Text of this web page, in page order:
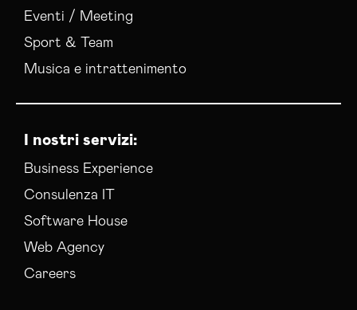
Eventi / Meeting
Sport & Team
Musica e intrattenimento
I nostri servizi:
Business Experience
Consulenza IT
Software House
Web Agency
Careers